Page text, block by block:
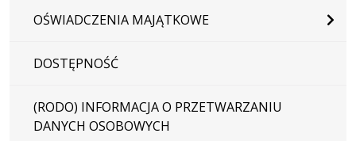
OŚWIADCZENIA MAJĄTKOWE
DOSTĘPNOŚĆ
(RODO) INFORMACJA O PRZETWARZANIU
DANYCH OSOBOWYCH